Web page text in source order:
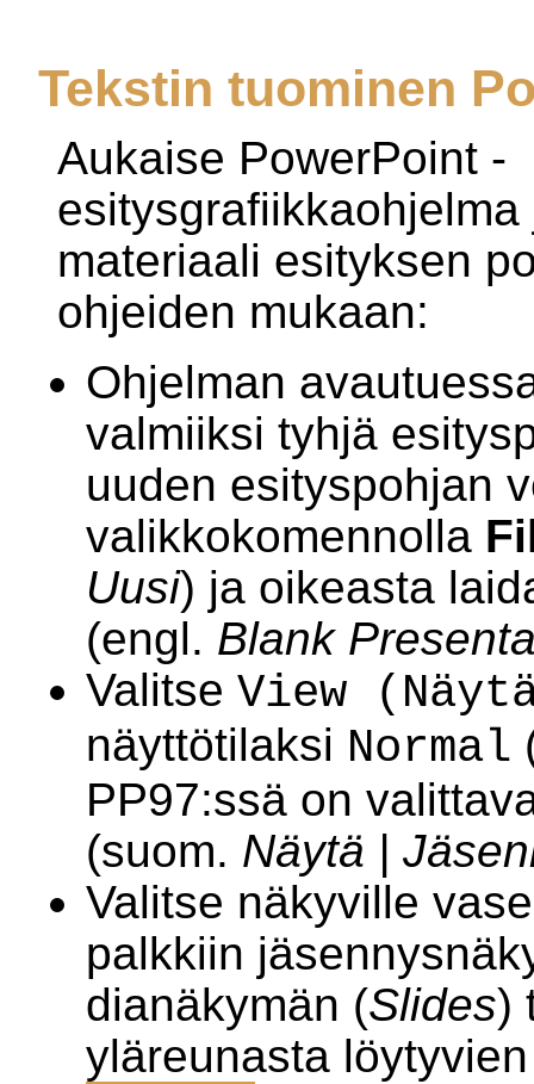
Tekstin tuominen
Aukaise PowerPoint -
materiaali esityksen
ohjeiden mukaan:
Ohjelman
valmiiksi tyhjä
uuden esityspohjan
valikkokomennolla
Uusi) ja oikeasta
(engl. Blank
Valitse View
näyttötilaksi Normal
PP97:ssä on
(suom. Näytä |
Valitse näkyville
palkkiin
dianäkymän (Slides)
yläreunasta